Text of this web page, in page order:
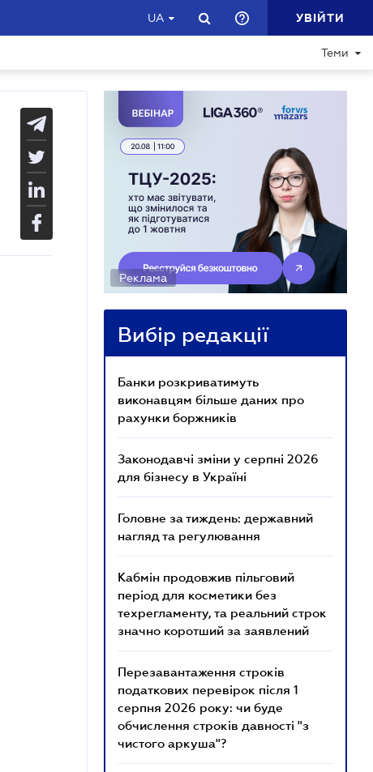
UA УВІЙТИ
Теми
Реклама
Вибір редакції
Банки розкриватимуть
виконавцям більше даних про
рахунки боржників
Законодавчі зміни у серпні 2026
для бізнесу в Україні
Головне за тиждень: державний
нагляд та регулювання
Кабмін продовжив пільговий
період для косметики без
техрегламенту, та реальний строк
значно коротший за заявлений
Перезавантаження строків
податкових перевірок після 1
серпня 2026 року: чи буде
обчислення строків давності "з
чистого аркуша"?